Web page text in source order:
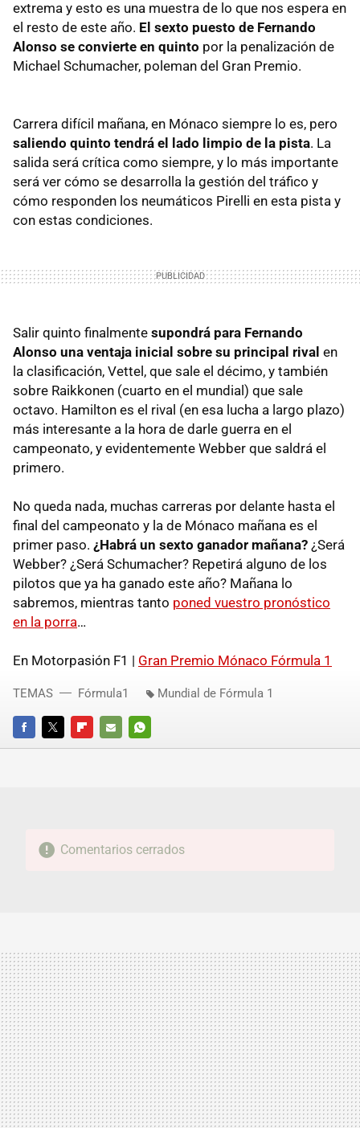
extrema y esto es una muestra de lo que nos espera en
el resto de este año. El sexto puesto de Fernando
Alonso se convierte en quinto por la penalización de
Michael Schumacher, poleman del Gran Premio.
Carrera difícil mañana, en Mónaco siempre lo es, pero
saliendo quinto tendrá el lado limpio de la pista. La
salida será crítica como siempre, y lo más importante
será ver cómo se desarrolla la gestión del tráfico y
cómo responden los neumáticos Pirelli en esta pista y
con estas condiciones.
Salir quinto finalmente supondrá para Fernando
Alonso una ventaja inicial sobre su principal rival en
la clasificación, Vettel, que sale el décimo, y también
sobre Raikkonen (cuarto en el mundial) que sale
octavo. Hamilton es el rival (en esa lucha a largo plazo)
más interesante a la hora de darle guerra en el
campeonato, y evidentemente Webber que saldrá el
primero.
No queda nada, muchas carreras por delante hasta el
final del campeonato y la de Mónaco mañana es el
primer paso. ¿Habrá un sexto ganador mañana? ¿Será
Webber? ¿Será Schumacher? Repetirá alguno de los
pilotos que ya ha ganado este año? Mañana lo
sabremos, mientras tanto poned vuestro pronóstico
en la porra…
En Motorpasión F1 | Gran Premio Mónaco Fórmula 1
FACEBOOKTWITTERFLIPBOARD
E-
WHATSAPP
TEMAS Fórmula1 Mundial de Fórmula 1
Comentarios cerrados